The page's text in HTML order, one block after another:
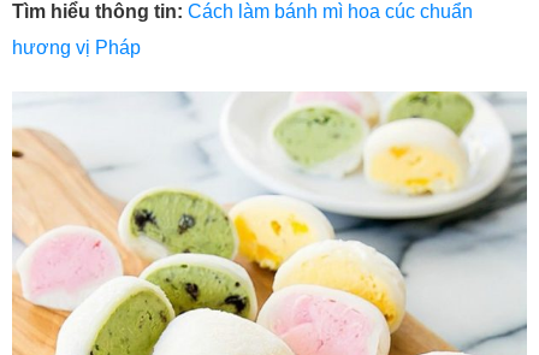
Tìm hiểu thông tin: Cách làm bánh mì hoa cúc chuẩn
hương vị Pháp